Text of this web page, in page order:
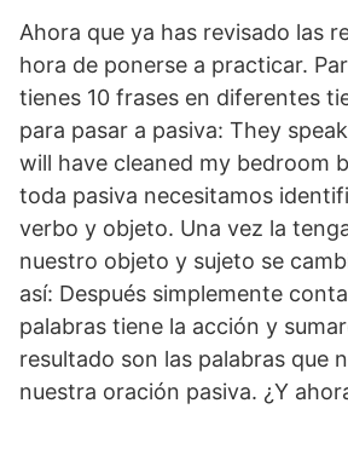
Ahora que ya has revisado las
hora de ponerse a practicar.
tienes 10 frases en diferentes
para pasar a pasiva: They
will have cleaned my bedroom
toda pasiva necesitamos
verbo y objeto. Una vez la
nuestro objeto y sujeto se
así: Después simplemente
palabras tiene la acción y
resultado son las palabras que
nuestra oración pasiva. ¿Y